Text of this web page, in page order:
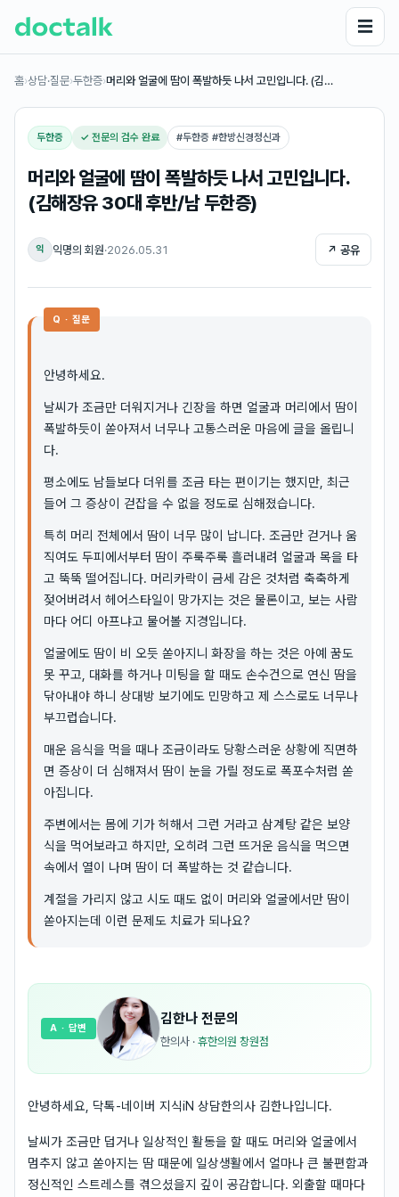
☰
홈›상담·질문›두한증›머리와 얼굴에 땀이 폭발하듯 나서 고민입니다. (김…
두한증 ✓ 전문의 검수 완료 #두한증 #한방신경정신과
머리와 얼굴에 땀이 폭발하듯 나서 고민입니다.
(김해장유 30대 후반/남 두한증)
익 익명의 회원·2026.05.31 ↗ 공유
Q · 질문
안녕하세요.
날씨가 조금만 더워지거나 긴장을 하면 얼굴과 머리에서 땀이
폭발하듯이 쏟아져서 너무나 고통스러운 마음에 글을 올립니
다.
평소에도 남들보다 더위를 조금 타는 편이기는 했지만, 최근
들어 그 증상이 걷잡을 수 없을 정도로 심해졌습니다.
특히 머리 전체에서 땀이 너무 많이 납니다. 조금만 걷거나 움
직여도 두피에서부터 땀이 주룩주룩 흘러내려 얼굴과 목을 타
고 뚝뚝 떨어집니다. 머리카락이 금세 감은 것처럼 축축하게
젖어버려서 헤어스타일이 망가지는 것은 물론이고, 보는 사람
마다 어디 아프냐고 물어볼 지경입니다.
얼굴에도 땀이 비 오듯 쏟아지니 화장을 하는 것은 아예 꿈도
못 꾸고, 대화를 하거나 미팅을 할 때도 손수건으로 연신 땀을
닦아내야 하니 상대방 보기에도 민망하고 제 스스로도 너무나
부끄럽습니다.
매운 음식을 먹을 때나 조금이라도 당황스러운 상황에 직면하
면 증상이 더 심해져서 땀이 눈을 가릴 정도로 폭포수처럼 쏟
아집니다.
주변에서는 몸에 기가 허해서 그런 거라고 삼계탕 같은 보양
식을 먹어보라고 하지만, 오히려 그런 뜨거운 음식을 먹으면
속에서 열이 나며 땀이 더 폭발하는 것 같습니다.
계절을 가리지 않고 시도 때도 없이 머리와 얼굴에서만 땀이
쏟아지는데 이런 문제도 치료가 되나요?
김한나 전문의
한의사 · 휴한의원 창원점
A · 답변
안녕하세요, 닥톡-네이버 지식iN 상담한의사 김한나입니다.
날씨가 조금만 덥거나 일상적인 활동을 할 때도 머리와 얼굴에서
멈추지 않고 쏟아지는 땀 때문에 일상생활에서 얼마나 큰 불편함과
정신적인 스트레스를 겪으셨을지 깊이 공감합니다. 외출할 때마다